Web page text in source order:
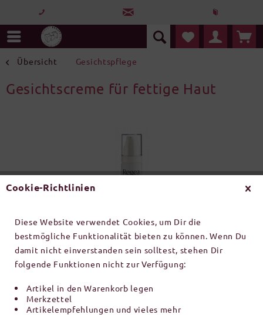
Übersicht Gesichtspflege
Gesichtscreme für fettige Haut
Inhalt:1 Stück
Artikel-Nr.:
Cookie-Richtlinien
Diese Website verwendet Cookies, um Dir die
bestmögliche Funktionalität bieten zu können. Wenn Du
damit nicht einverstanden sein solltest, stehen Dir
folgende Funktionen nicht zur Verfügung:
Artikel in den Warenkorb legen
Merkzettel
Artikelempfehlungen und vieles mehr